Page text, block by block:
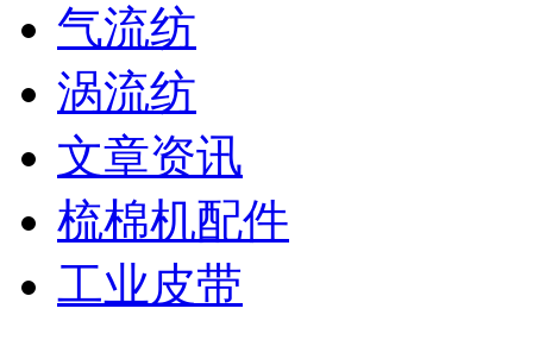
气流纺
涡流纺
文章资讯
梳棉机配件
工业皮带